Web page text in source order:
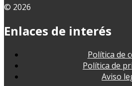
© 2026
Enlaces de interés
Política de
Política de
Aviso